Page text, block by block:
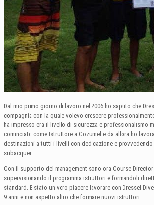
Dal mio primo giorno di lavoro nel 2006 ho saputo che
compagnia con la quale volevo crescere
ha impresso era il livello di sicurezza e professionalismo
cominciato come Istruttore a Cozumel e da allora ho
destinazioni a tutti i livelli con dedicazione e
subacquei.
Con il supporto del management sono ora Course
supervisionando il programma istruttori e formandoli
standard. E stato un vero piacere lavorare con Dressel
9 anni e non aspetto altro che formare nuovi istruttori.